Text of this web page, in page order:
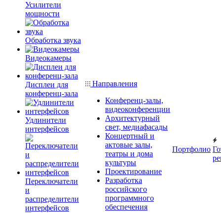
Усилители
мощности
Обработка звука
Видеокамеры
Дисплеи для
конференц-зала
Удлинители
интерфейсов
Переключатели
и
распределители
интерфейсов
Направления
Конференц-залы,
видеоконференции
Архитектурный
свет, медиафасады
Концертный и
актовые залы,
театры и дома
культуры
Проектирование
Разработка
российского
программного
обеспечения
Портфолио